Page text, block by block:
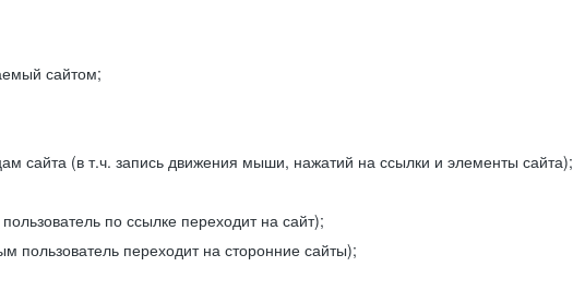
сайтом;
сайта (в т.ч. запись движения мыши, нажатий на ссылки и элементы сайта);
по ссылке переходит на сайт);
пользователь переходит на сторонние сайты);